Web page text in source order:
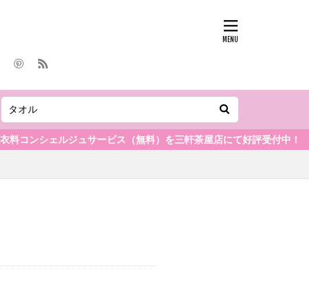
ェルジュサービス（無料）を三軒茶屋店にて好評受付中！